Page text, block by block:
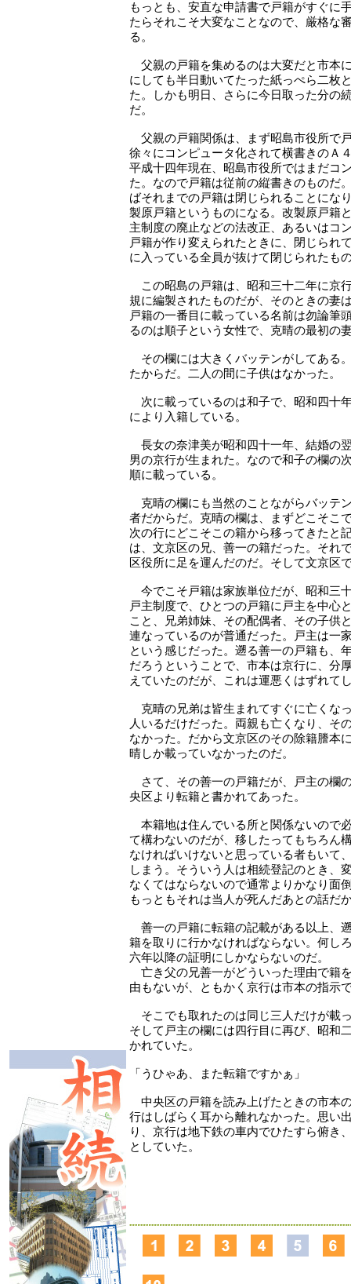
もっとも、安直な申請書で戸籍がすぐに
たらそれこそ大変なことなので、厳格な
る。
父親の戸籍を集めるのは大変だと市本
にしても半日動いてたった紙っぺら二枚
た。しかも明日、さらに今日取った分の
だ。
父親の戸籍関係は、まず昭島市役所で
徐々にコンピュータ化されて横書きのＡ
平成十四年現在、昭島市役所ではまだコ
た。なので戸籍は従前の縦書きのものだ
ばそれまでの戸籍は閉じられることにな
製原戸籍というものになる。改製原戸籍
主制度の廃止などの法改正、あるいはコ
戸籍が作り変えられたときに、閉じられ
に入っている全員が抜けて閉じられたも
この昭島の戸籍は、昭和三十二年に京
規に編製されたものだが、そのときの妻
戸籍の一番目に載っている名前は勿論筆
るのは順子という女性で、克晴の最初の
その欄には大きくバッテンがしてある
たからだ。二人の間に子供はなかった。
次に載っているのは和子で、昭和四十
により入籍している。
長女の奈津美が昭和四十一年、結婚の
男の京行が生まれた。なので和子の欄の
順に載っている。
克晴の欄にも当然のことながらバッテ
者だからだ。克晴の欄は、まずどこそこ
次の行にどこそこの籍から移ってきたと
は、文京区の兄、善一の籍だった。それ
区役所に足を運んだのだ。そして文京区
今でこそ戸籍は家族単位だが、昭和三
戸主制度で、ひとつの戸籍に戸主を中心
こと、兄弟姉妹、その配偶者、その子供
連なっているのが普通だった。戸主は一
という感じだった。遡る善一の戸籍も、
だろうということで、市本は京行に、分
えていたのだが、これは運悪くはずれて
克晴の兄弟は皆生まれてすぐに亡くな
人いるだけだった。両親も亡くなり、そ
なかった。だから文京区のその除籍謄本
晴しか載っていなかったのだ。
さて、その善一の戸籍だが、戸主の欄
央区より転籍と書かれてあった。
本籍地は住んでいる所と関係ないので
て構わないのだが、移したってもちろん
なければいけないと思っている者もいて
しまう。そういう人は相続登記のとき、
なくてはならないので通常よりかなり面
もっともそれは当人が死んだあとの話だ
善一の戸籍に転籍の記載がある以上、
籍を取りに行かなければならない。何し
六年以降の証明にしかならないのだ。
亡き父の兄善一がどういった理由で籍
由もないが、ともかく京行は市本の指示
そこでも取れたのは同じ三人だけが載
そして戸主の欄には四行目に再び、昭和
かれていた。
「うひゃあ、また転籍ですかぁ」
中央区の戸籍を読み上げたときの市本
行はしばらく耳から離れなかった。思い
り、京行は地下鉄の車内でひたすら俯き
としていた。